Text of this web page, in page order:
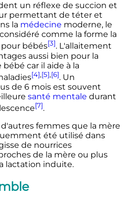
un réflexe de succion et
permettant de téter et
la médecine moderne, le
comme la forme la
bébés[3]. L'allaitement
aussi bien pour la
car il aide à la
[4],[5],[6]. Un
de 6 mois est souvent
santé mentale durant
[7].
femmes que la mère
été utilisé dans
de nourrices
de la mère ou plus
lactation induite.